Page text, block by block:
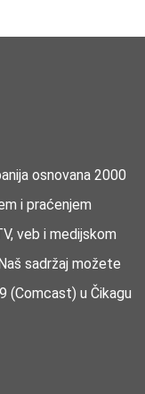
osnovana 2000
i praćenjem
veb i medijskom
sadržaj možete
(Comcast) u Čikagu